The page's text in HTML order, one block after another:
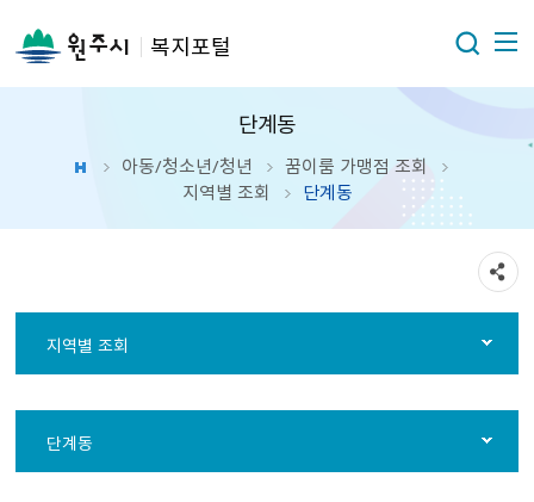
복지포털
단계동
아동/청소년/청년
꿈이룸 가맹점 조회
지역별 조회
단계동
지역별 조회
단계동